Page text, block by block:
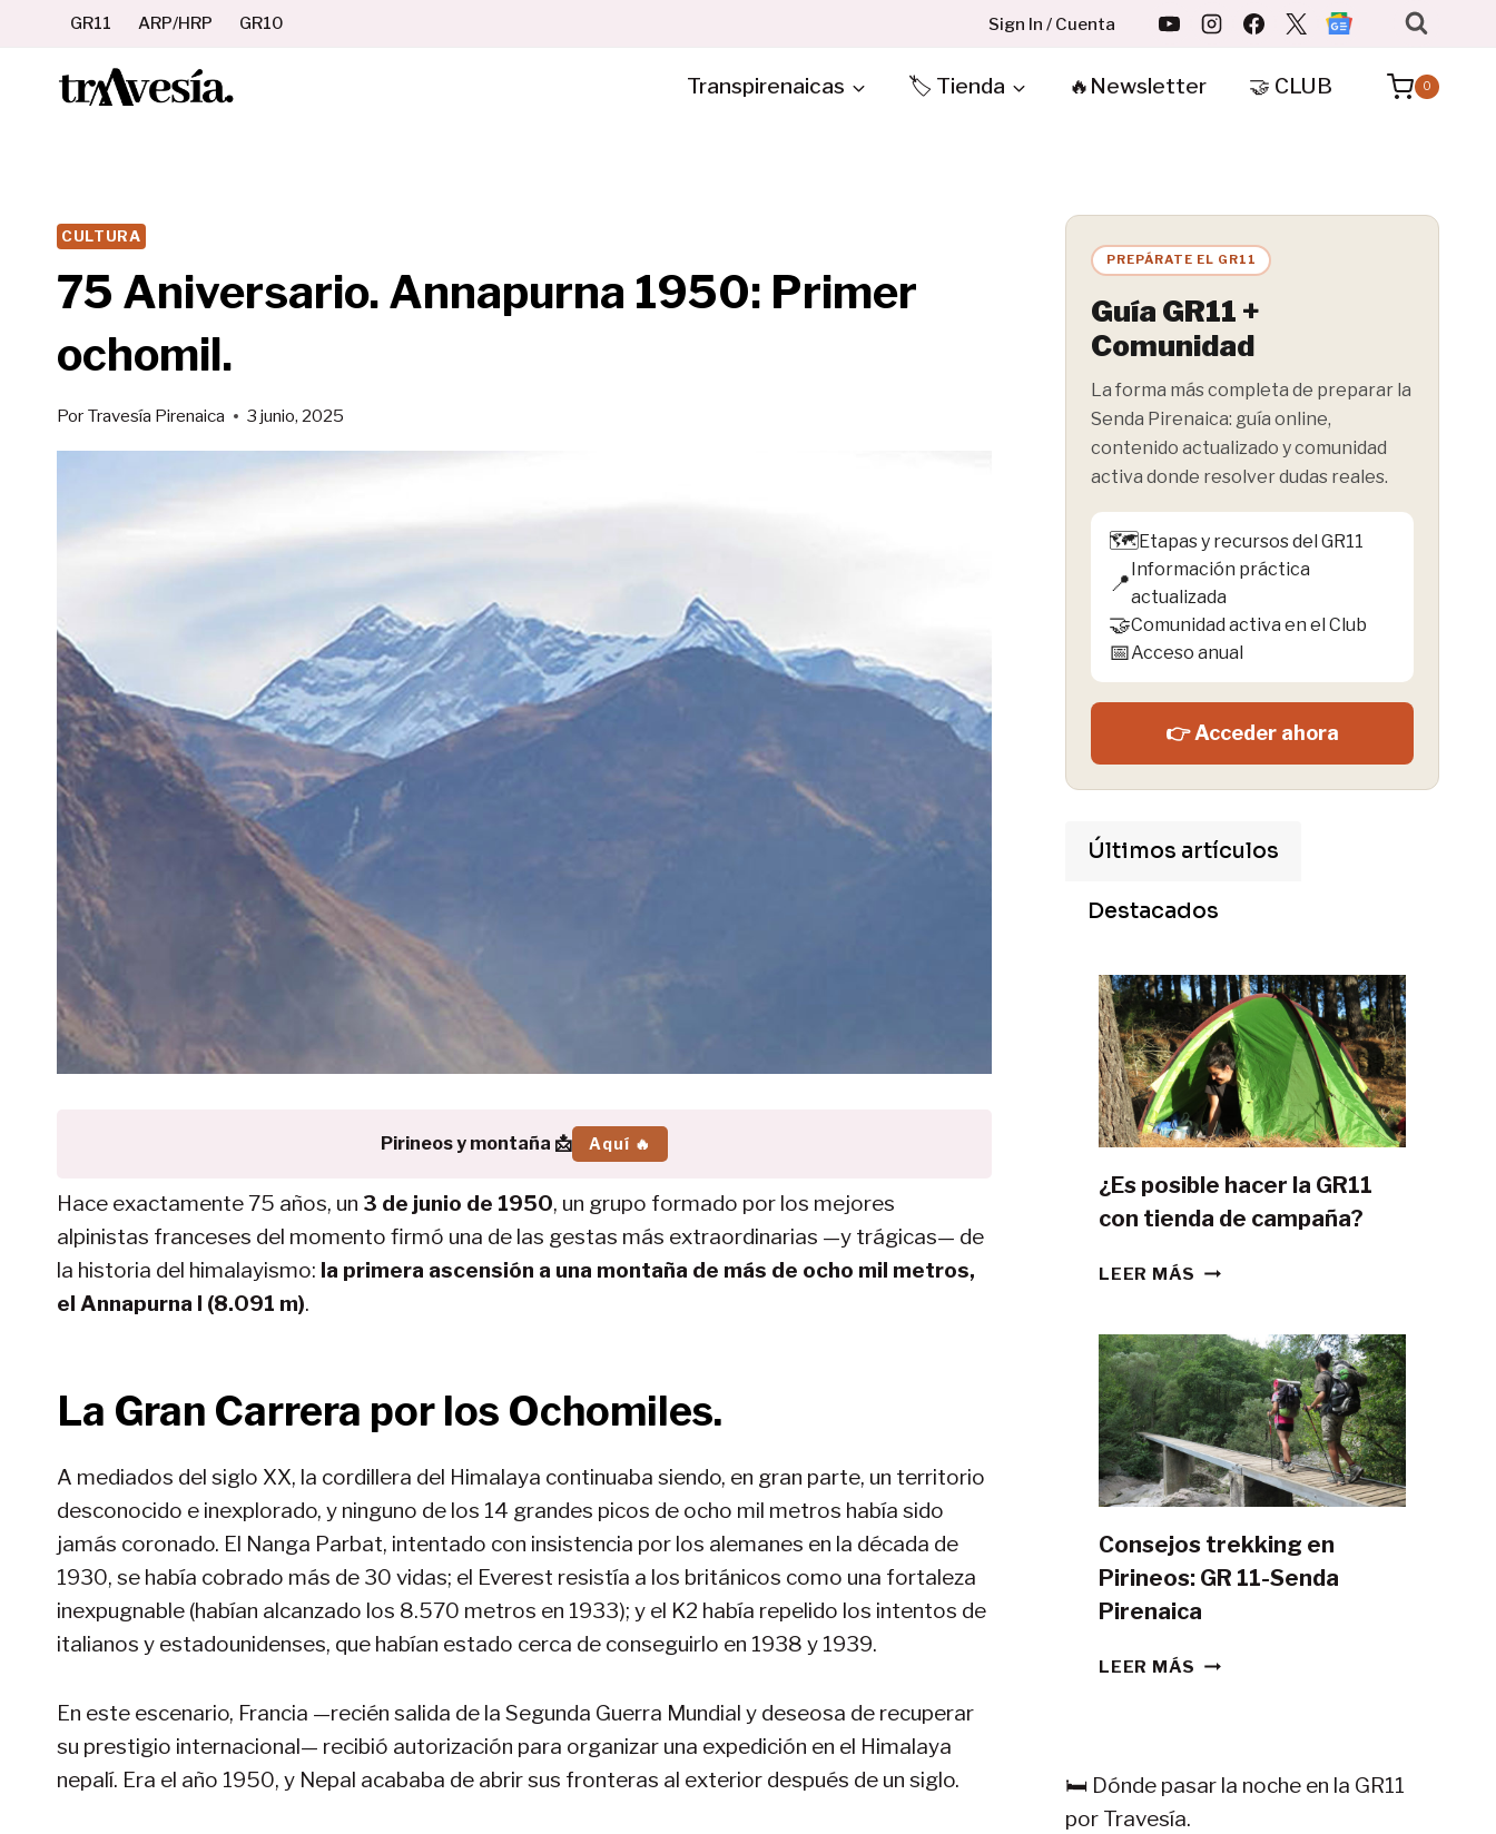
contenido
GR11 ARP/HRP GR10 Sign In / Cuenta
Transpirenaicas 🏷️ Tienda 🔥Newsletter 🤝 CLUB 0
CULTURA
75 Aniversario. Annapurna 1950: Primer
ochomil.
Por Travesía Pirenaica 3 junio, 2025
Pirineos y montaña 📩 Aquí 🔥
Hace exactamente 75 años, un 3 de junio de 1950, un grupo formado por los mejores
alpinistas franceses del momento firmó una de las gestas más extraordinarias —y trágicas— de
la historia del himalayismo: la primera ascensión a una montaña de más de ocho mil metros,
el Annapurna I (8.091 m).
La Gran Carrera por los Ochomiles.
A mediados del siglo XX, la cordillera del Himalaya continuaba siendo, en gran parte, un territorio
desconocido e inexplorado, y ninguno de los 14 grandes picos de ocho mil metros había sido
jamás coronado. El Nanga Parbat, intentado con insistencia por los alemanes en la década de
1930, se había cobrado más de 30 vidas; el Everest resistía a los británicos como una fortaleza
inexpugnable (habían alcanzado los 8.570 metros en 1933); y el K2 había repelido los intentos de
italianos y estadounidenses, que habían estado cerca de conseguirlo en 1938 y 1939.
En este escenario, Francia —recién salida de la Segunda Guerra Mundial y deseosa de recuperar
su prestigio internacional— recibió autorización para organizar una expedición en el Himalaya
nepalí. Era el año 1950, y Nepal acababa de abrir sus fronteras al exterior después de un siglo.
PREPÁRATE EL GR11
Guía GR11 +
Comunidad
La forma más completa de preparar la
Senda Pirenaica: guía online,
contenido actualizado y comunidad
activa donde resolver dudas reales.
🗺️Etapas y recursos del GR11
📍
Información práctica
actualizada
🤝Comunidad activa en el Club
📅Acceso anual
👉 Acceder ahora
Últimos artículos
Destacados
¿Es posible hacer la GR11
con tienda de campaña?
LEER MÁS ¿ES
LA
GR11
CON
TIENDA
DE
CAMPAÑA?
Consejos trekking en
Pirineos: GR 11-Senda
Pirenaica
LEER MÁS CONSEJOS
11-
🛏️ Dónde pasar la noche en la GR11
por Travesía.